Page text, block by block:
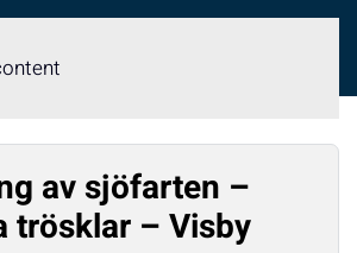
av sjöfarten –
trösklar – Visby